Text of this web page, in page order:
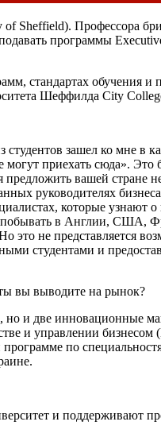
Sheffield). Профессора
программы
стандартах обучения и
Шеффилда City
зашел ко мне в
приехать сюда». Это
вашей стране
руководителях
которые узнают
побывать в Англии, США,
это не представляется
студентами и
вы выводите на рынок?
и две инновационные
и управлении бизнесом
по
и поддерживают